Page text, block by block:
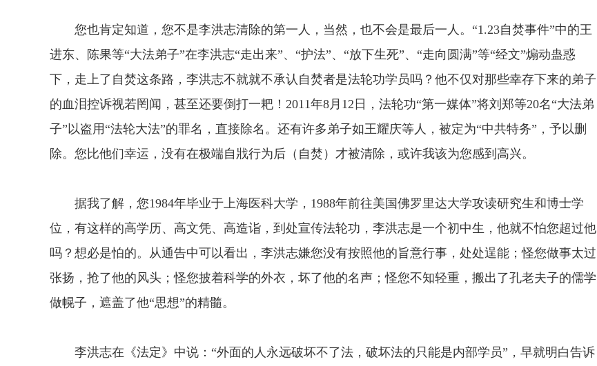
您也肯定知道，您不是李洪志清除的第一人，当然，也不会是最后一人。“1.23自焚事件”中的王
进东、陈果等“大法弟子”在李洪志“走出来”、“护法”、“放下生死”、“走向圆满”等“经文”煽动蛊惑
下，走上了自焚这条路，李洪志不就就不承认自焚者是法轮功学员吗？他不仅对那些幸存下来的弟子
的血泪控诉视若罔闻，甚至还要倒打一耙！2011年8月12日，法轮功“第一媒体”将刘郑等20名“大法弟
子”以盗用“法轮大法”的罪名，直接除名。还有许多弟子如王耀庆等人，被定为“中共特务”，予以删
除。您比他们幸运，没有在极端自戕行为后（自焚）才被清除，或许我该为您感到高兴。
据我了解，您1984年毕业于上海医科大学，1988年前往美国佛罗里达大学攻读研究生和博士学
位，有这样的高学历、高文凭、高造诣，到处宣传法轮功，李洪志是一个初中生，他就不怕您超过他
吗？想必是怕的。从通告中可以看出，李洪志嫌您没有按照他的旨意行事，处处逞能；怪您做事太过
张扬，抢了他的风头；怪您披着科学的外衣，坏了他的名声；怪您不知轻重，搬出了孔老夫子的儒学
做幌子，遮盖了他“思想”的精髓。
李洪志在《法定》中说：“外面的人永远破坏不了法，破坏法的只能是内部学员”，早就明白告诉